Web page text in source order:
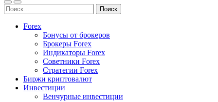
Найти:
Forex
Бонусы от брокеров
Брокеры Forex
Индикаторы Forex
Советники Forex
Стратегии Forex
Биржи криптовалют
Инвестиции
Венчурные инвестиции